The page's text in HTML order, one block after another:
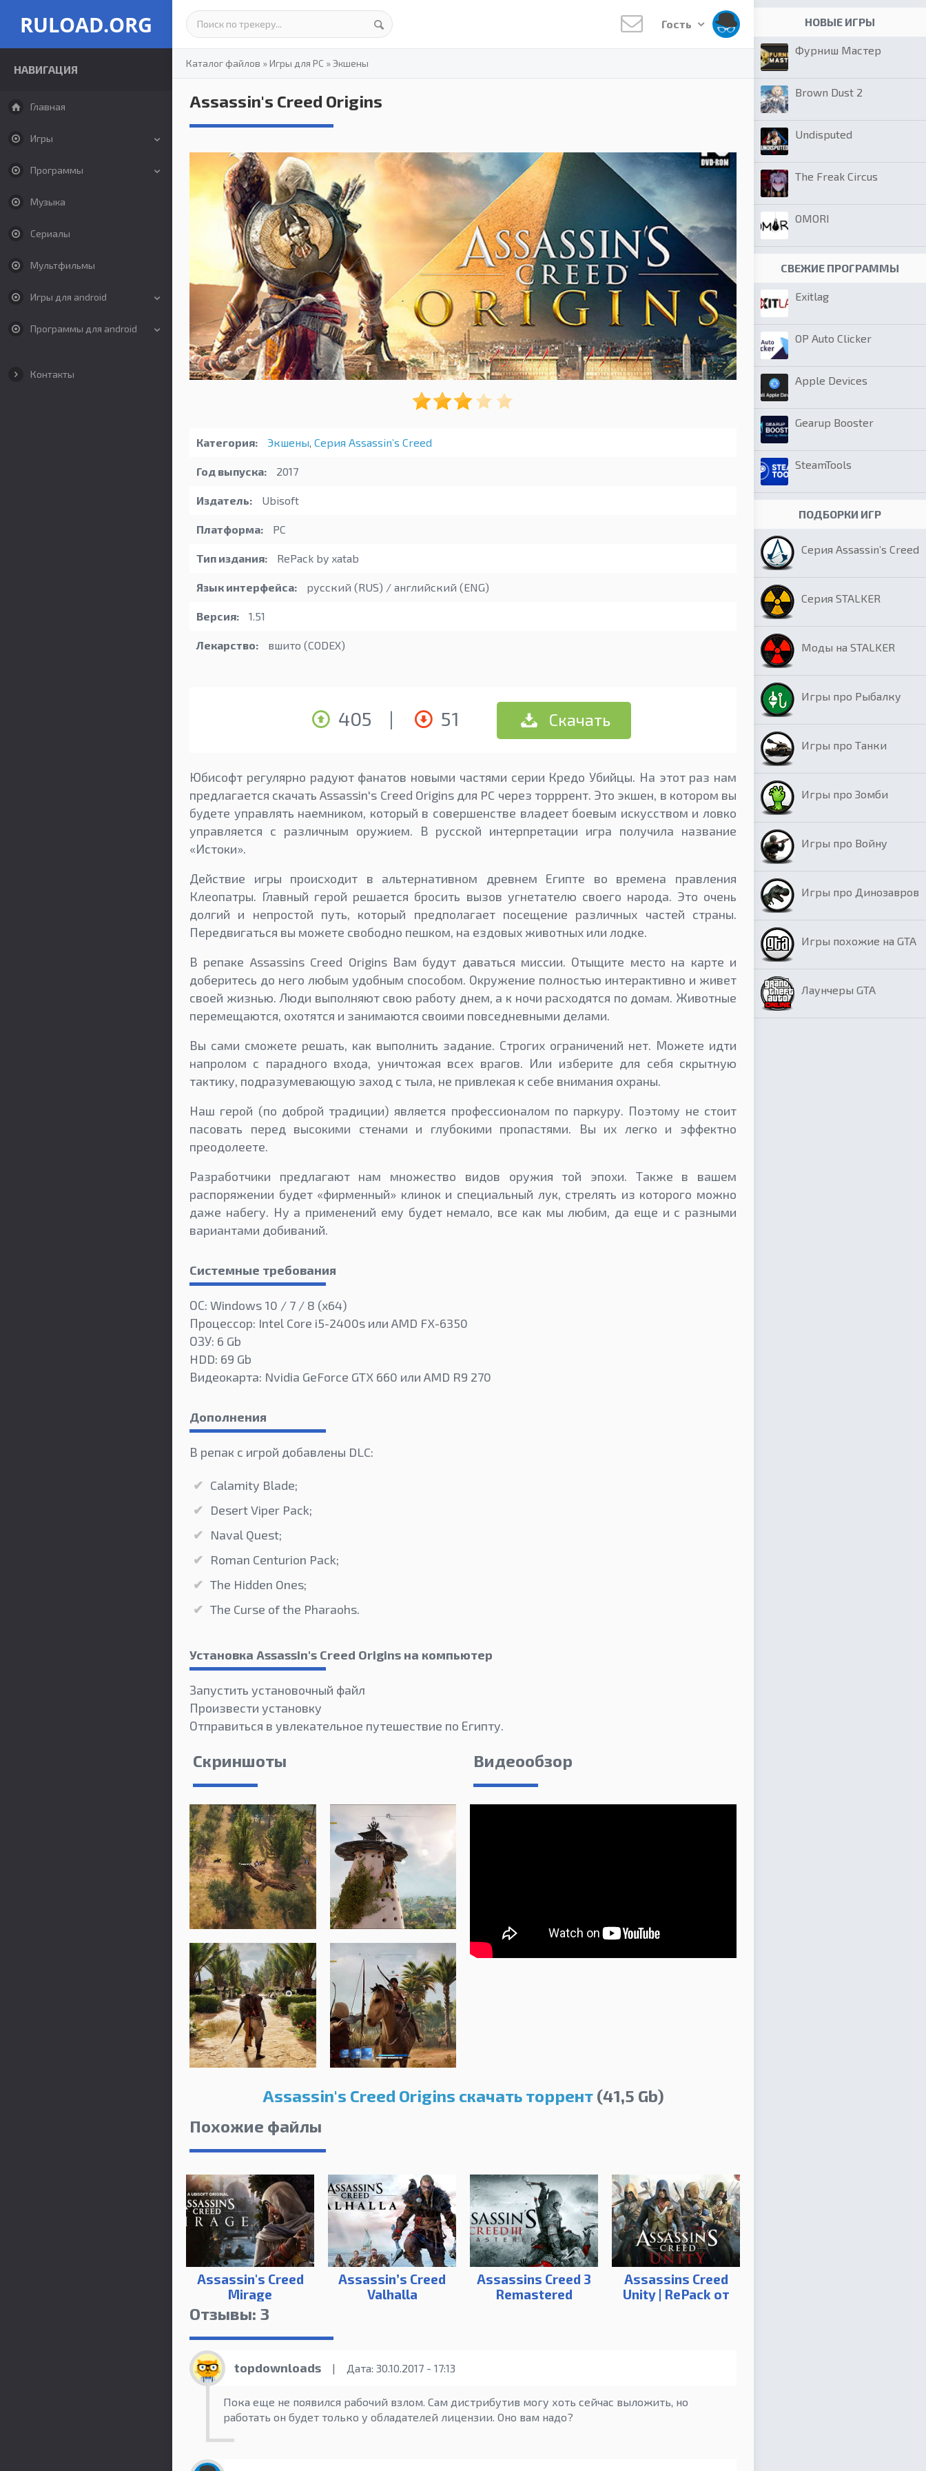
RULOAD.ORG
НАВИГАЦИЯ
Главная
Игры
Программы
Музыка
Сериалы
Мультфильмы
Игры для android
Программы для android
Контакты
Гость
Каталог файлов »Игры для PC »Экшены
Assassin's Creed Origins
Категория: Экшены, Серия Assassin’s Creed
Год выпуска: 2017
Издатель: Ubisoft
Платформа: PC
Тип издания: RePack by xatab
Язык интерфейса: русский (RUS) / английский (ENG)
Версия: 1.51
Лекарство: вшито (CODEX)
405 | 51 Скачать
Юбисофт регулярно радуют фанатов новыми частями серии Кредо Убийцы. На этот раз нам
предлагается скачать Assassin's Creed Origins для PC через торррент. Это экшен, в котором вы
будете управлять наемником, который в совершенстве владеет боевым искусством и ловко
управляется с различным оружием. В русской интерпретации игра получила название
«Истоки».
Действие игры происходит в альтернативном древнем Египте во времена правления
Клеопатры. Главный герой решается бросить вызов угнетателю своего народа. Это очень
долгий и непростой путь, который предполагает посещение различных частей страны.
Передвигаться вы можете свободно пешком, на ездовых животных или лодке.
В репаке Assassins Creed Origins Вам будут даваться миссии. Отыщите место на карте и
доберитесь до него любым удобным способом. Окружение полностью интерактивно и живет
своей жизнью. Люди выполняют свою работу днем, а к ночи расходятся по домам. Животные
перемещаются, охотятся и занимаются своими повседневными делами.
Вы сами сможете решать, как выполнить задание. Строгих ограничений нет. Можете идти
напролом с парадного входа, уничтожая всех врагов. Или изберите для себя скрытную
тактику, подразумевающую заход с тыла, не привлекая к себе внимания охраны.
Наш герой (по доброй традиции) является профессионалом по паркуру. Поэтому не стоит
пасовать перед высокими стенами и глубокими пропастями. Вы их легко и эффектно
преодолеете.
Разработчики предлагают нам множество видов оружия той эпохи. Также в вашем
распоряжении будет «фирменный» клинок и специальный лук, стрелять из которого можно
даже набегу. Ну а применений ему будет немало, все как мы любим, да еще и с разными
вариантами добиваний.
Системные требования
ОС: Windows 10 / 7 / 8 (x64)
Процессор: Intel Core i5-2400s или AMD FX-6350
ОЗУ: 6 Gb
HDD: 69 Gb
Видеокарта: Nvidia GeForce GTX 660 или AMD R9 270
Дополнения
В репак с игрой добавлены DLC:
Calamity Blade;
Desert Viper Pack;
Naval Quest;
Roman Centurion Pack;
The Hidden Ones;
The Curse of the Pharaohs.
Установка Assassin's Creed Origins на компьютер
Запустить установочный файл
Произвести установку
Отправиться в увлекательное путешествие по Египту.
Скриншоты Видеообзор
Assassin's Creed Origins скачать торрент(41,5 Gb)
Похожие файлы
Assassin's Creed
Mirage
Assassin’s Creed
Valhalla
Assassins Creed 3
Remastered
Assassins Creed
Unity | RePack от
Отзывы: 3
topdownloads | Дата: 30.10.2017 - 17:13
Пока еще не появился рабочий взлом. Сам дистрибутив могу хоть сейчас выложить, но
работать он будет только у обладателей лицензии. Оно вам надо?
НОВЫЕ ИГРЫ
Фурниш Мастер
Brown Dust 2
Undisputed
The Freak Circus
OMORI
СВЕЖИЕ ПРОГРАММЫ
Exitlag
OP Auto Clicker
Apple Devices
Gearup Booster
SteamTools
ПОДБОРКИ ИГР
Серия Assassin’s Creed
Серия STALKER
Моды на STALKER
Игры про Рыбалку
Игры про Танки
Игры про Зомби
Игры про Войну
Игры про Динозавров
Игры похожие на GTA
Лаунчеры GTA